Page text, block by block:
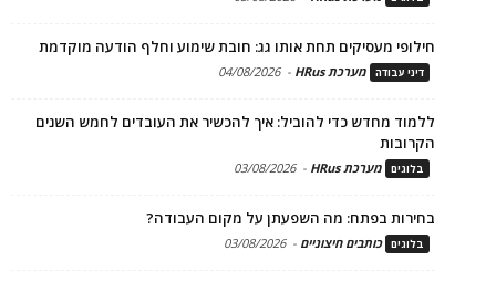
חילופי מעסיקים תחת אותו גג: חובת שימוע וחלף הודעה מוקדמת
דיני עבודה מערכת HRus -
04/08/2026
ללמוד מחדש כדי להוביל: איך להכשיר את העובדים לחמש השנים
הקרובות
בלוגים מערכת HRus -
03/08/2026
בחירות בפתח: מה השפעתן על מקום העבודה?
בלוגים כותבים חיצוניים -
03/08/2026